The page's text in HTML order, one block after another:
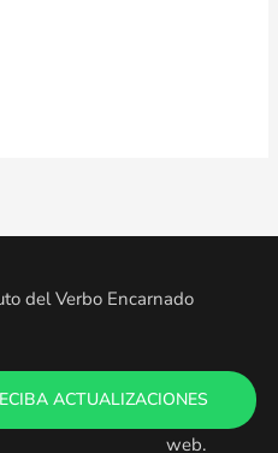
ACTUALIZACIONES
del Verbo Encarnado
Todo el contenido es
de este sitio
web.